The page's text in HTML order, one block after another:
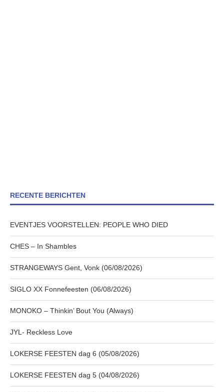
RECENTE BERICHTEN
EVENTJES VOORSTELLEN: PEOPLE WHO DIED
CHES – In Shambles
STRANGEWAYS Gent, Vonk (06/08/2026)
SIGLO XX Fonnefeesten (06/08/2026)
MONOKO – Thinkin’ Bout You (Always)
JYL- Reckless Love
LOKERSE FEESTEN dag 6 (05/08/2026)
LOKERSE FEESTEN dag 5 (04/08/2026)